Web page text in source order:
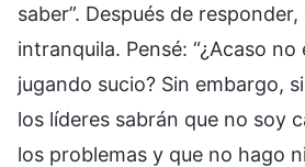
saber”. Después de
intranquila. Pensé: “¿Acaso
jugando sucio? Sin embargo,
los líderes sabrán que no soy
los problemas y que no hago